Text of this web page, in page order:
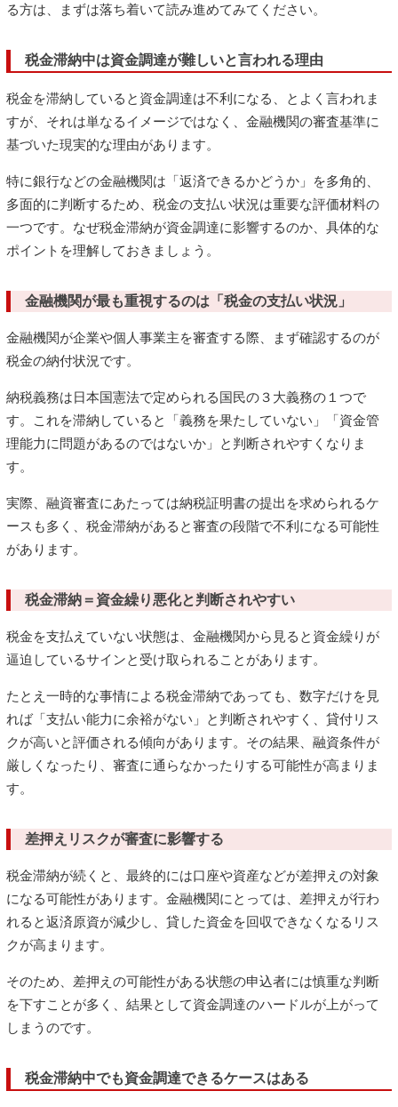
る方は、まずは落ち着いて読み進めてみてください。
税金滞納中は資金調達が難しいと言われる理由
税金を滞納していると資金調達は不利になる、とよく言われま
すが、それは単なるイメージではなく、金融機関の審査基準に
基づいた現実的な理由があります。
特に銀行などの金融機関は「返済できるかどうか」を多角的、
多面的に判断するため、税金の支払い状況は重要な評価材料の
一つです。なぜ税金滞納が資金調達に影響するのか、具体的な
ポイントを理解しておきましょう。
金融機関が最も重視するのは「税金の支払い状況」
金融機関が企業や個人事業主を審査する際、まず確認するのが
税金の納付状況です。
納税義務は日本国憲法で定められる国民の３大義務の１つで
す。これを滞納していると「義務を果たしていない」「資金管
理能力に問題があるのではないか」と判断されやすくなりま
す。
実際、融資審査にあたっては納税証明書の提出を求められるケ
ースも多く、税金滞納があると審査の段階で不利になる可能性
があります。
税金滞納＝資金繰り悪化と判断されやすい
税金を支払えていない状態は、金融機関から見ると資金繰りが
逼迫しているサインと受け取られることがあります。
たとえ一時的な事情による税金滞納であっても、数字だけを見
れば「支払い能力に余裕がない」と判断されやすく、貸付リス
クが高いと評価される傾向があります。その結果、融資条件が
厳しくなったり、審査に通らなかったりする可能性が高まりま
す。
差押えリスクが審査に影響する
税金滞納が続くと、最終的には口座や資産などが差押えの対象
になる可能性があります。金融機関にとっては、差押えが行わ
れると返済原資が減少し、貸した資金を回収できなくなるリス
クが高まります。
そのため、差押えの可能性がある状態の申込者には慎重な判断
を下すことが多く、結果として資金調達のハードルが上がって
しまうのです。
税金滞納中でも資金調達できるケースはある